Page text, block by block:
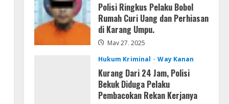
VL
Microsoft 365 Home &
Business With Crack English
(To𝚛𝚛еnt)
August 5, 2026
Polisi Ringkus Pelaku Bobol
Rumah Curi Uang dan Perhiasan
di Karang Umpu.
May 27, 2025
Hukum Kriminal
Way Kanan
Kurang Dari 24 Jam, Polisi
Bekuk Diduga Pelaku
Pembacokan Rekan Kerjanya